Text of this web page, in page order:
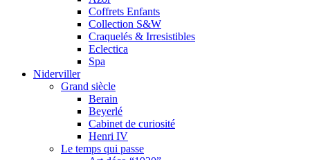
Coffrets Enfants
Collection S&W
Craquelés & Irresistibles
Eclectica
Spa
Niderviller
Grand siècle
Berain
Beyerlé
Cabinet de curiosité
Henri IV
Le temps qui passe